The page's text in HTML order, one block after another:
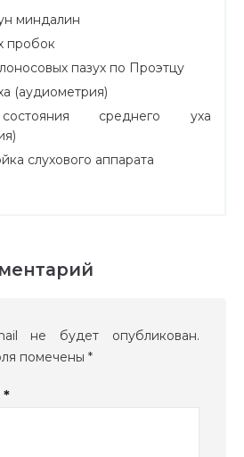
миндалин
пробок
пазух по Проэтцу
(аудиометрия)
среднего уха
слухового аппарата
не будет опубликован.
помечены *
*